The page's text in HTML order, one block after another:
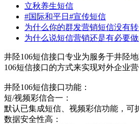
立秋养生短信
#国际和平日#宣传短信
为什么你的群发营销短信没有转
为什么说短信营销还是有必要做
井陉106短信接口专业为服务于井陉
106短信接口的方式来实现对外企业
井陉106短信接口功能：
短/视频彩信合一：
默认已集成短信、视频彩信功能，可
数据安全性高：